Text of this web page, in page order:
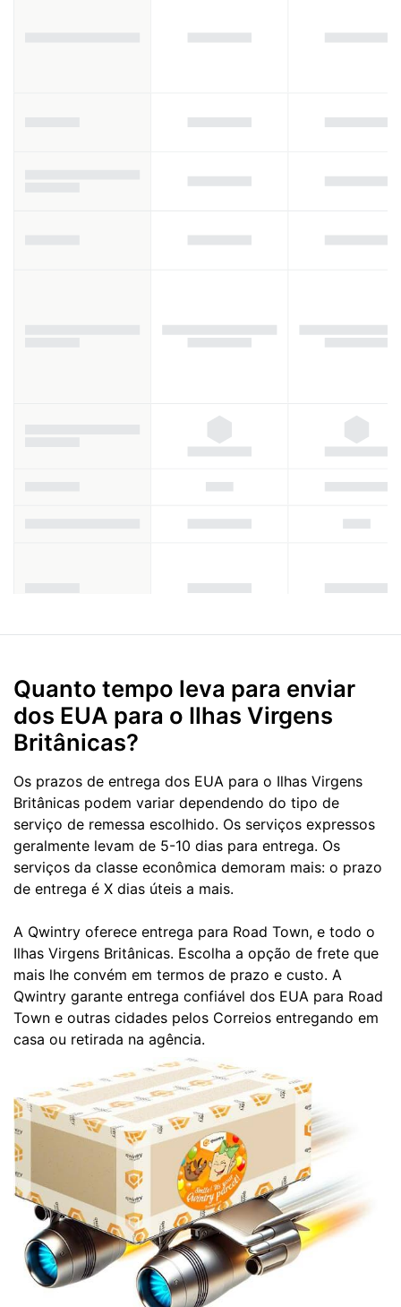
Quanto tempo leva para enviar
dos EUA para o Ilhas Virgens
Britânicas?
Os prazos de entrega dos EUA para o Ilhas Virgens
Britânicas podem variar dependendo do tipo de
serviço de remessa escolhido. Os serviços expressos
geralmente levam de 5-10 dias para entrega. Os
serviços da classe econômica demoram mais: o prazo
de entrega é X dias úteis a mais.
A Qwintry oferece entrega para Road Town, e todo o
Ilhas Virgens Britânicas. Escolha a opção de frete que
mais lhe convém em termos de prazo e custo. A
Qwintry garante entrega confiável dos EUA para Road
Town e outras cidades pelos Correios entregando em
casa ou retirada na agência.